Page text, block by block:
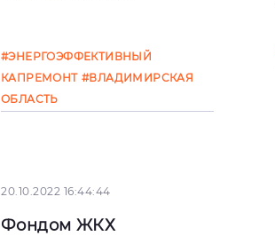
государственной
корпорацией – Фондом
содействия
#ЭНЕРГОЭФФЕКТИВНЫЙ
КАПРЕМОНТ #ВЛАДИМИРСКАЯ
ОБЛАСТЬ
20.10.2022 16:44:44
Фондом ЖКХ